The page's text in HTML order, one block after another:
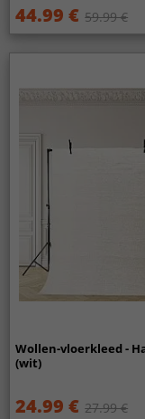
44.99 € 59.99 €
Wollen-vloerkleed -
(wit)
24.99 € 27.99 €